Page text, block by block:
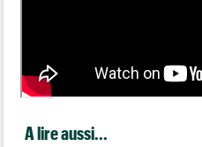
A lire aussi...